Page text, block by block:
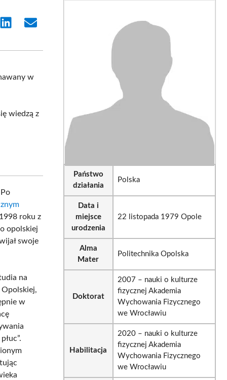
Share Share
w
wiedzą z
roku z
opolskiej
swoje
na
w
Państwo
działania
Polska
Data i
miejsce
urodzenia
22 listopada 1979 Opole
Alma
Mater
Politechnika Opolska
Doktorat
2007 – nauki o kulturze
fizycznej Akademia
Wychowania Fizycznego
we Wrocławiu
Habilitacja
2020 – nauki o kulturze
fizycznej Akademia
Wychowania Fizycznego
we Wrocławiu